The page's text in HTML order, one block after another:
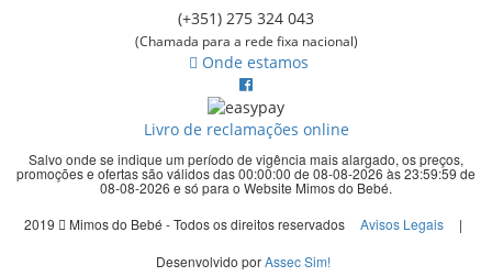
(+351) 275 324 043
(Chamada para a rede fixa nacional)
Onde estamos
Livro de reclamações online
Salvo onde se indique um período de vigência mais alargado, os preços,
promoções e ofertas são válidos das 00:00:00 de 08-08-2026 às 23:59:59 de
08-08-2026 e só para o Website Mimos do Bebé.
2019
Mimos do Bebé - Todos os direitos reservados Avisos Legais
|
Desenvolvido porAssec Sim!